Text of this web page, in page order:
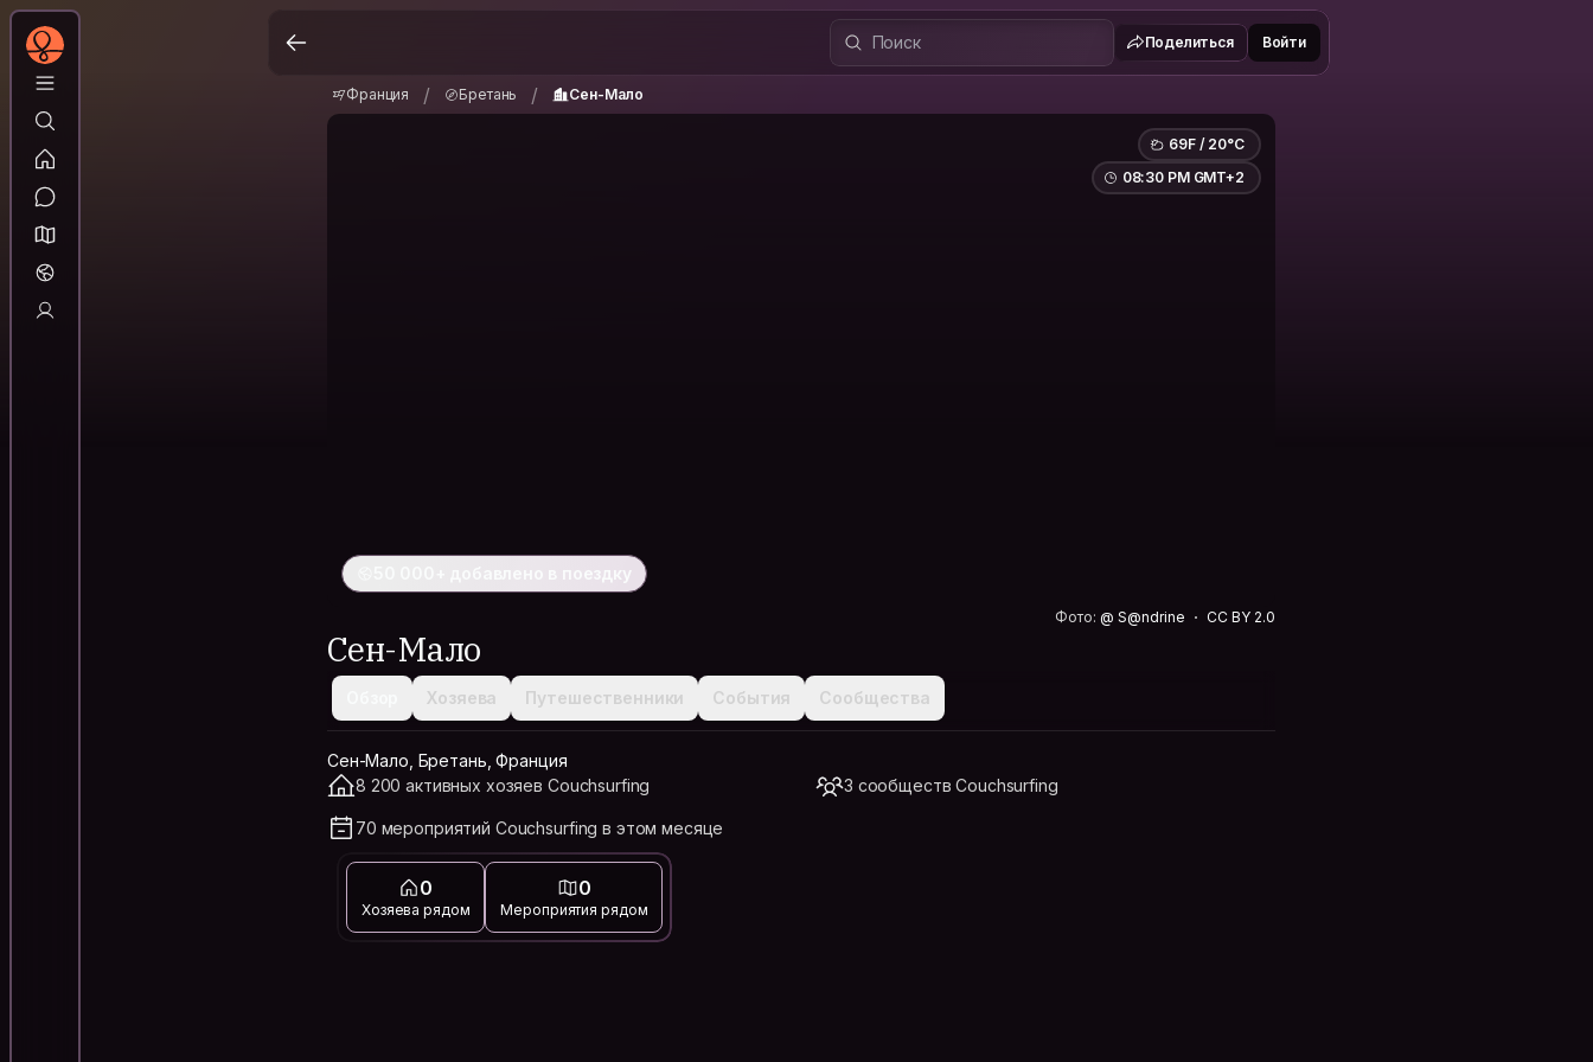
Поделиться Войти
Франция / Бретань / Сен-Мало
69F / 20°C
08:30 PM GMT+2
50 000+ добавлено в поездку
Фото: @ S@ndrine CC BY 2.0
Сен-Мало
Хозяева Путешественники События Сообщества
Сен-Мало, Бретань, Франция
8 200 активных хозяев Couchsurfing
3 сообществ Couchsurfing
70 мероприятий Couchsurfing в этом месяце
0
Хозяева рядом
0
Мероприятия рядом